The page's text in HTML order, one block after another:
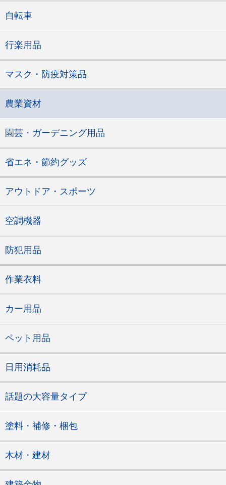
自転車
行楽用品
マスク・防疫対策品
農業資材
園芸・ガーデニング用品
省エネ・節約グッズ
アウトドア・スポーツ
空調機器
防犯用品
作業衣料
カー用品
ペット用品
日用消耗品
話題の大容量タイプ
塗料・補修・梱包
木材・建材